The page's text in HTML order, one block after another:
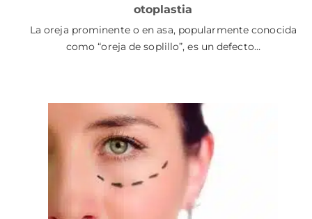
otoplastia
La oreja prominente o en asa, popularmente conocida
como “oreja de soplillo”, es un defecto…